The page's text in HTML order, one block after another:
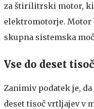
za štirilitrski motor, ki
elektromotorje. Motor
skupna sistemska
Vse do deset
Zanimiv podatek je,
deset tisoč vrtljajev v